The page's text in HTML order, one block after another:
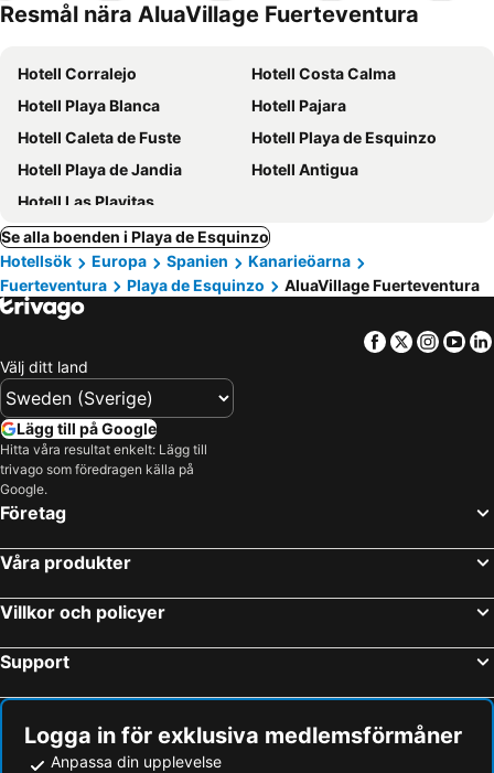
Resmål nära AluaVillage Fuerteventura
Hotell Corralejo
Hotell Costa Calma
Hotell Playa Blanca
Hotell Pajara
Hotell Caleta de Fuste
Hotell Playa de Esquinzo
Hotell Playa de Jandia
Hotell Antigua
Hotell Las Playitas
Se alla boenden i Playa de Esquinzo
Hotellsök
Europa Spanien
Kanarieöarna
Fuerteventura
Playa de Esquinzo AluaVillage Fuerteventura
Facebook
Twitter
Välj ditt land
Lägg till på Google
Hitta våra resultat enkelt: Lägg till
trivago som föredragen källa på
Google.
Företag
Våra produkter
Villkor och policyer
Support
Logga in för exklusiva medlemsförmåner
Anpassa din upplevelse